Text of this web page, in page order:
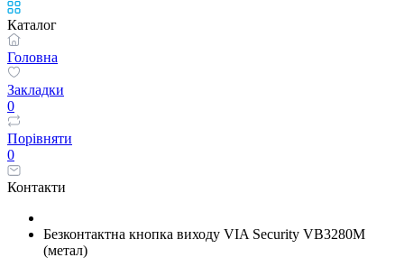
Каталог
Головна
Закладки
0
Порівняти
0
Контакти
Безконтактна кнопка виходу VIA Security VB3280M
(метал)